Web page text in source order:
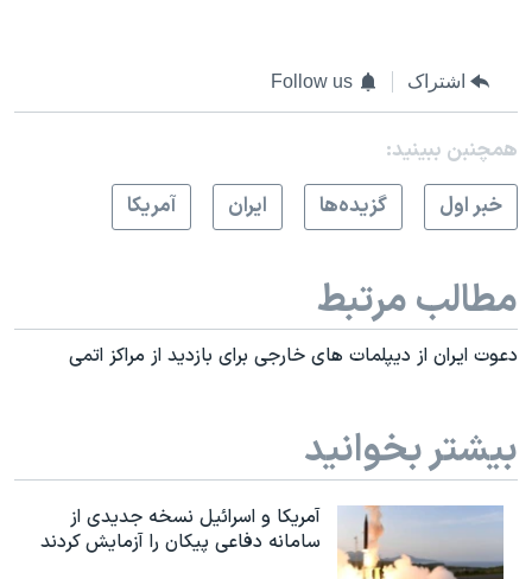
اشتراک Follow us
همچنبن ببینید:
خبر اول
گزيده‌ها ايران آمريکا
مطالب مرتبط
دعوت ایران از دیپلمات های خارجی برای بازدید از مراکز اتمی
بیشتر بخوانید
آمریکا و اسرائیل نسخه جدیدی از
سامانه دفاعی پیکان را آزمایش کردند